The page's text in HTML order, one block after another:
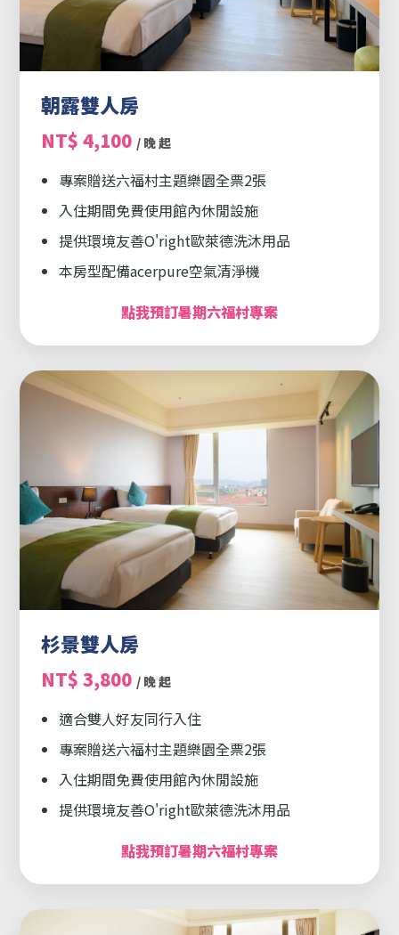
朝露雙人房
NT$ 4,100 / 晚 起
專案贈送六福村主題樂園全票2張
入住期間免費使用館內休閒設施
提供環境友善O'right歐萊德洗沐用品
本房型配備acerpure空氣清淨機
點我預訂暑期六福村專案
杉景雙人房
NT$ 3,800 / 晚 起
適合雙人好友同行入住
專案贈送六福村主題樂園全票2張
入住期間免費使用館內休閒設施
提供環境友善O'right歐萊德洗沐用品
點我預訂暑期六福村專案